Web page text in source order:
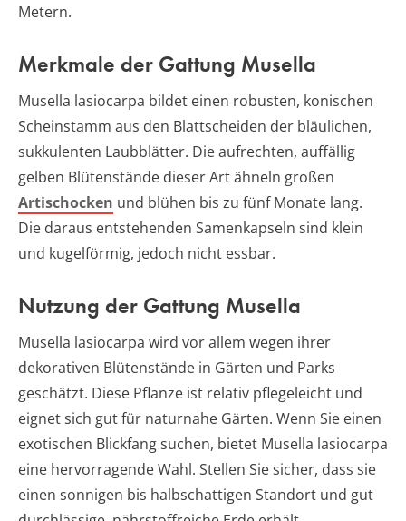
Metern.
Merkmale der Gattung Musella
Musella lasiocarpa bildet einen robusten, konischen
Scheinstamm aus den Blattscheiden der bläulichen,
sukkulenten Laubblätter. Die aufrechten, auffällig
gelben Blütenstände dieser Art ähneln großen
Artischocken und blühen bis zu fünf Monate lang.
Die daraus entstehenden Samenkapseln sind klein
und kugelförmig, jedoch nicht essbar.
Nutzung der Gattung Musella
Musella lasiocarpa wird vor allem wegen ihrer
dekorativen Blütenstände in Gärten und Parks
geschätzt. Diese Pflanze ist relativ pflegeleicht und
eignet sich gut für naturnahe Gärten. Wenn Sie einen
exotischen Blickfang suchen, bietet Musella lasiocarpa
eine hervorragende Wahl. Stellen Sie sicher, dass sie
einen sonnigen bis halbschattigen Standort und gut